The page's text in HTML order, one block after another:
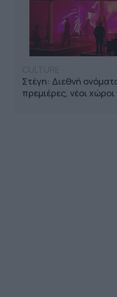
Στέγη: Διεθνή
πρεμιέρες, νέοι